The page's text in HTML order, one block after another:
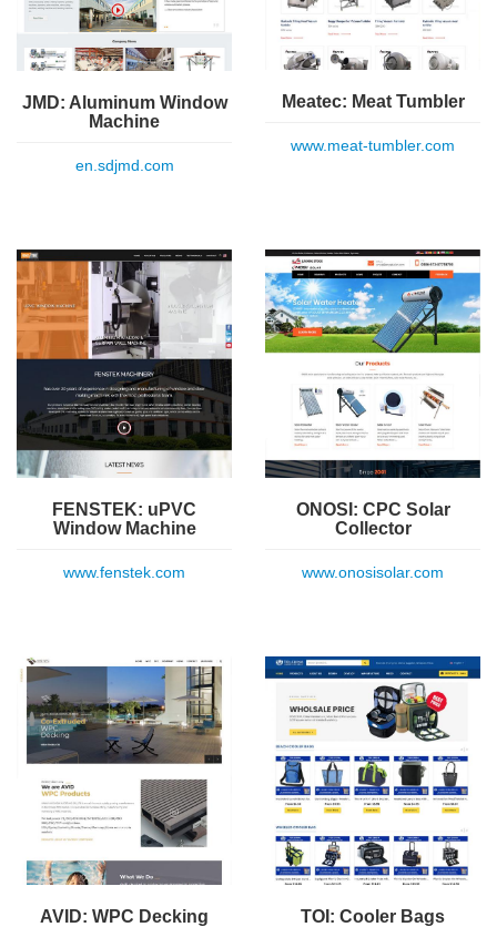
JMD: Aluminum Window
Machine
en.sdjmd.com
Meatec: Meat Tumbler
www.meat-tumbler.com
FENSTEK: uPVC
Window Machine
www.fenstek.com
ONOSI: CPC Solar
Collector
www.onosisolar.com
AVID: WPC Decking TOI: Cooler Bags